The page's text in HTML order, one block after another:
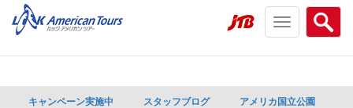
Search
menu
Toggle
navigation
キャンペーン実施中 スタッフブログ アメリカ国立公園